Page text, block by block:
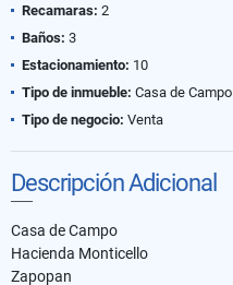
Recamaras: 2
Baños: 3
Estacionamiento: 10
Tipo de inmueble: Casa de Campo
Tipo de negocio: Venta
Descripción Adicional
Casa de Campo
Hacienda Monticello
Zapopan